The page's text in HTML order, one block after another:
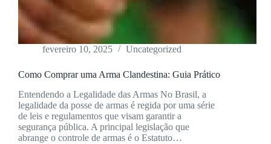
fevereiro 10, 2025 Uncategorized
Como Comprar uma Arma Clandestina: Guia Prático
Entendendo a Legalidade das Armas No Brasil, a
legalidade da posse de armas é regida por uma série
de leis e regulamentos que visam garantir a
segurança pública. A principal legislação que
abrange o controle de armas é o Estatuto…